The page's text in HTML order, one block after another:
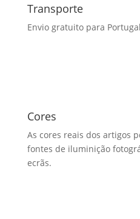
Transporte
Envio gratuito para
Cores
As cores reais dos artigos
fontes de iluminição
ecrãs.